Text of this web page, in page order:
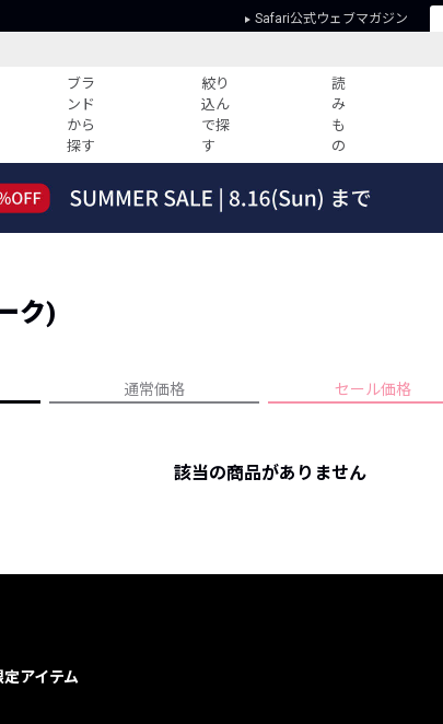
Safari公式ウェブマガジン
ブラ
ンド
から
探す
絞り
込ん
で探
す
読
み
も
の
すべての記事
ーデ紹介
HOTなコーデ TOP20
人気記事ランキング
フォーカスブランド
プライバシーポリシー
ク)
通常価格 セール価格
該当の商品がありません
アイテム